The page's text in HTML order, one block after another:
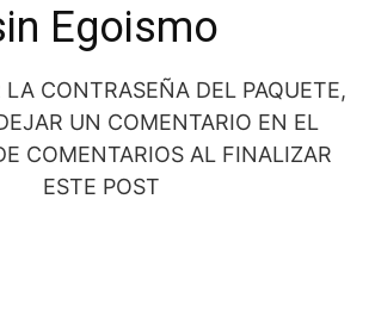
Egoismo
LA CONTRASEÑA DEL PAQUETE,
UN COMENTARIO EN EL
COMENTARIOS AL FINALIZAR
ESTE POST